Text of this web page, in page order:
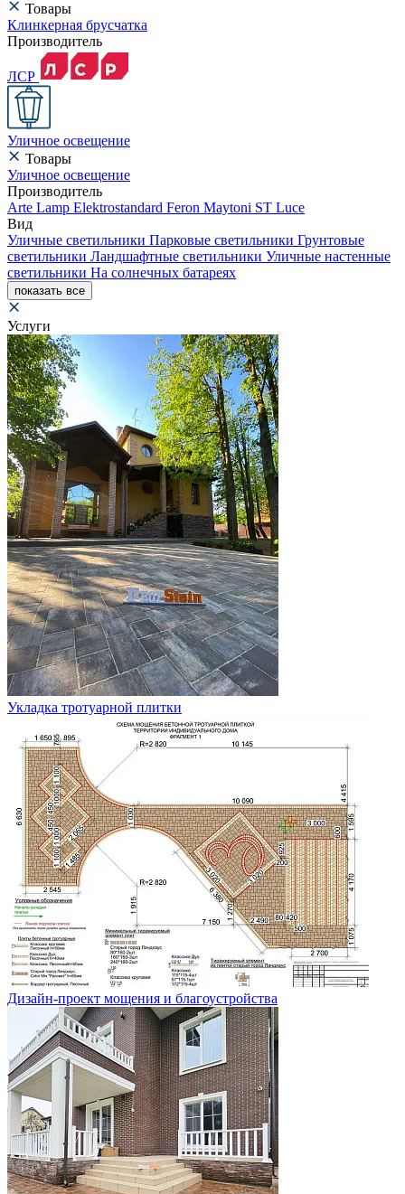
Товары
Клинкерная брусчатка
Производитель
ЛСР
Уличное освещение
Товары
Уличное освещение
Производитель
Arte Lamp Elektrostandard Feron Maytoni ST Luce
Вид
Уличные светильники Парковые светильники Грунтовые
светильники Ландшафтные светильники Уличные настенные
светильники На солнечных батареях
показать все
Услуги
Укладка тротуарной плитки
Дизайн-проект мощения и благоустройства